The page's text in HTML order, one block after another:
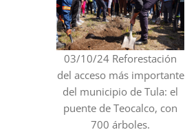
03/10/24 Reforestación
del acceso más importante
del municipio de Tula: el
puente de Teocalco, con
700 árboles.